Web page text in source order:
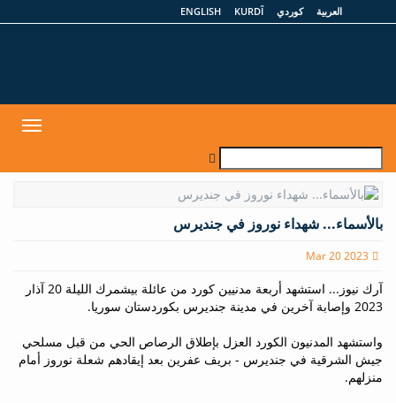
العربية كوردي KURDÎ
ENGLISH
بالأسماء... شهداء نوروز في جنديرس
Mar 20 2023
آرك نيوز... استشهد أربعة مدنيين كورد من عائلة بيشمرك الليلة 20 آذار
2023 وإصابة آخرين في مدينة جنديرس بكوردستان سوريا.
واستشهد المدنيون الكورد العزل بإطلاق الرصاص الحي من قبل مسلحي
جيش الشرقية في جنديرس - بريف عفرين بعد إيقادهم شعلة نوروز أمام
منزلهم.